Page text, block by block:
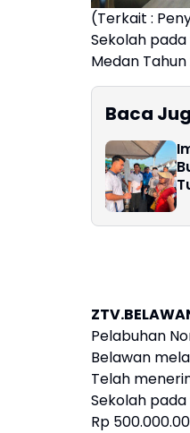
(Terkait :
Sekolah pada
Medan
Baca
Pelabuhan
Belawan
Telah
Sekolah pada
Rp